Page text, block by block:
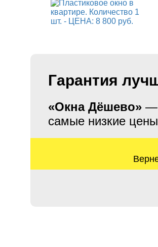
Гарантия
«Окна Дёшево» —
самые низкие